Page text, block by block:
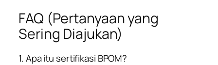
FAQ (Pertanyaan yang
Sering Diajukan)
1. Apa itu sertifikasi BPOM?